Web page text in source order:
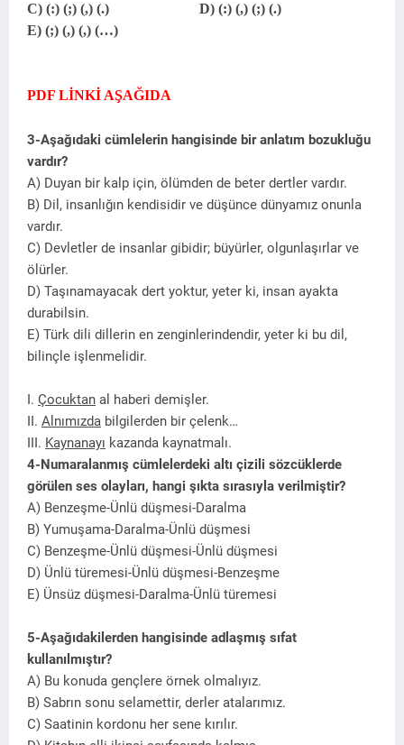
C) (:) (;) (,) (.) D) (:) (,) (;) (.)
E) (;) (,) (,) (…)
PDF LİNKİ AŞAĞIDA
3-Aşağıdaki cümlelerin hangisinde bir anlatım bozukluğu
vardır?
A) Duyan bir kalp için, ölümden de beter dertler vardır.
B) Dil, insanlığın kendisidir ve düşünce dünyamız onunla
vardır.
C) Devletler de insanlar gibidir; büyürler, olgunlaşırlar ve
ölürler.
D) Taşınamayacak dert yoktur, yeter ki, insan ayakta
durabilsin.
E) Türk dili dillerin en zenginlerindendir, yeter ki bu dil,
bilinçle işlenmelidir.
I. Çocuktan al haberi demişler.
II. Alnımızda bilgilerden bir çelenk…
III. Kaynanayı kazanda kaynatmalı.
4-Numaralanmış cümlelerdeki altı çizili sözcüklerde
görülen ses olayları, hangi şıkta sırasıyla verilmiştir?
A) Benzeşme-Ünlü düşmesi-Daralma
B) Yumuşama-Daralma-Ünlü düşmesi
C) Benzeşme-Ünlü düşmesi-Ünlü düşmesi
D) Ünlü türemesi-Ünlü düşmesi-Benzeşme
E) Ünsüz düşmesi-Daralma-Ünlü türemesi
5-Aşağıdakilerden hangisinde adlaşmış sıfat
kullanılmıştır?
A) Bu konuda gençlere örnek olmalıyız.
B) Sabrın sonu selamettir, derler atalarımız.
C) Saatinin kordonu her sene kırılır.